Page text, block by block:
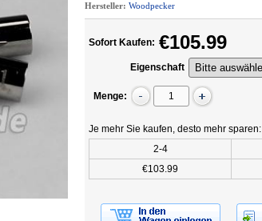
Hersteller: Woodpecker
Sofort Kaufen: €105.99
Eigenschaft
Menge:
Je mehr Sie kaufen, desto mehr sparen:
2-4
€103.99